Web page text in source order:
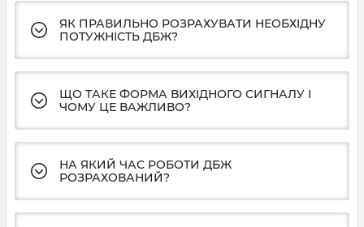
ЯК ПРАВИЛЬНО РОЗРАХУВАТИ НЕОБХІДНУ
ПОТУЖНІСТЬ ДБЖ?
ЩО ТАКЕ ФОРМА ВИХІДНОГО СИГНАЛУ І
ЧОМУ ЦЕ ВАЖЛИВО?
НА ЯКИЙ ЧАС РОБОТИ ДБЖ
РОЗРАХОВАНИЙ?